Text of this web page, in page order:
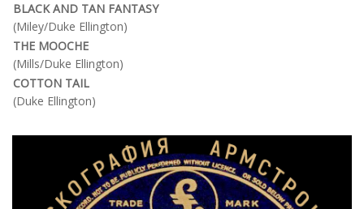
BLACK AND TAN FANTASY
(Miley/Duke Ellington)
THE MOOCHE
(Mills/Duke Ellington)
COTTON TAIL
(Duke Ellington)